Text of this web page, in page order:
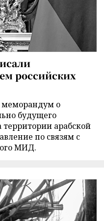
российских
меморандум о
будущего
территории арабской
по связям с
МИД.